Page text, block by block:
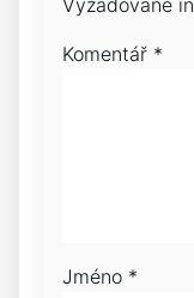
Komentář *
Jméno *